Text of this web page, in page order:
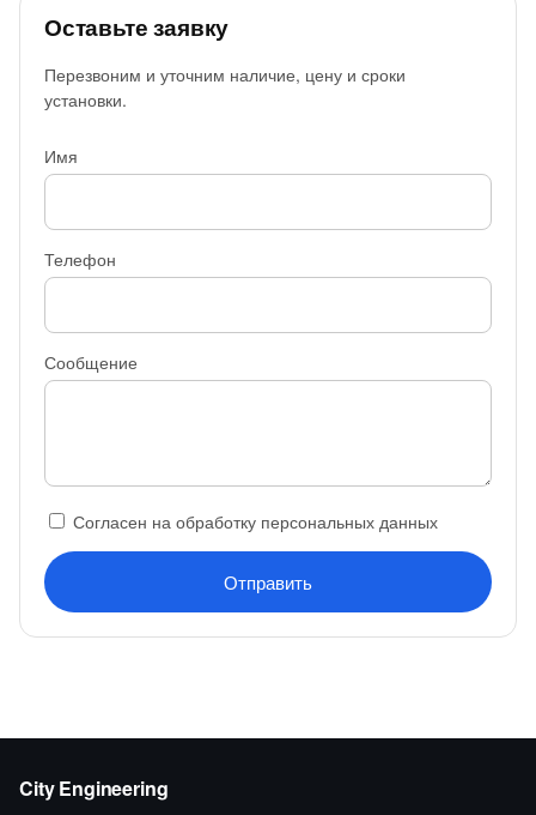
Оставьте заявку
Перезвоним и уточним наличие, цену и сроки
установки.
Имя
Телефон
Сообщение
Согласен на обработку персональных данных
Отправить
City Engineering